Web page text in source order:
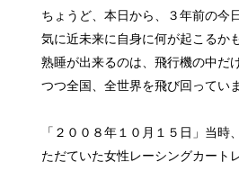
ちょうど、本日から、３年前の今
気に近未来に自身に何が起こるか
熟睡が出来るのは、飛行機の中だ
つつ全国、全世界を飛び回ってい
「２００８年１０月１５日」当時
ただていた女性レーシングカート